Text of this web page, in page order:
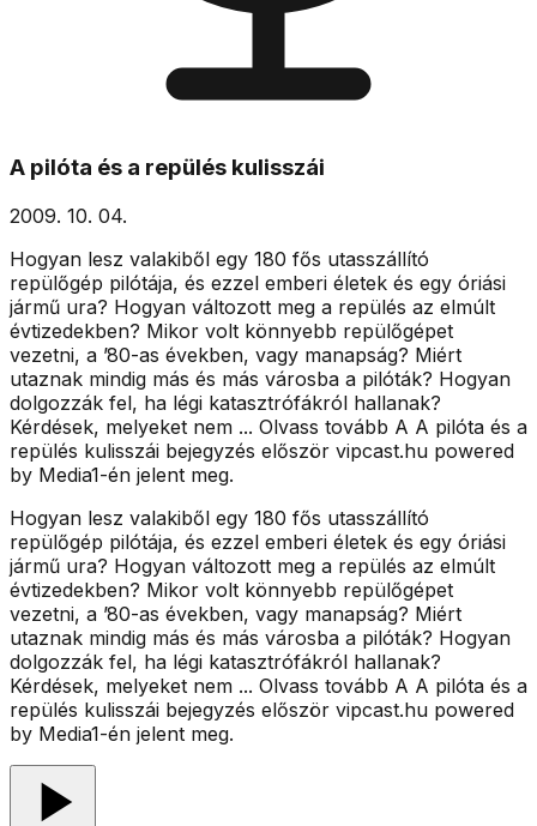
A pilóta és a repülés kulisszái
2009. 10. 04.
Hogyan lesz valakiből egy 180 fős utasszállító
repülőgép pilótája, és ezzel emberi életek és egy óriási
jármű ura? Hogyan változott meg a repülés az elmúlt
évtizedekben? Mikor volt könnyebb repülőgépet
vezetni, a ’80-as években, vagy manapság? Miért
utaznak mindig más és más városba a pilóták? Hogyan
dolgozzák fel, ha légi katasztrófákról hallanak?
Kérdések, melyeket nem ... Olvass tovább A A pilóta és a
repülés kulisszái bejegyzés először vipcast.hu powered
by Media1-én jelent meg.
Hogyan lesz valakiből egy 180 fős utasszállító
repülőgép pilótája, és ezzel emberi életek és egy óriási
jármű ura? Hogyan változott meg a repülés az elmúlt
évtizedekben? Mikor volt könnyebb repülőgépet
vezetni, a ’80-as években, vagy manapság? Miért
utaznak mindig más és más városba a pilóták? Hogyan
dolgozzák fel, ha légi katasztrófákról hallanak?
Kérdések, melyeket nem ... Olvass tovább A A pilóta és a
repülés kulisszái bejegyzés először vipcast.hu powered
by Media1-én jelent meg.